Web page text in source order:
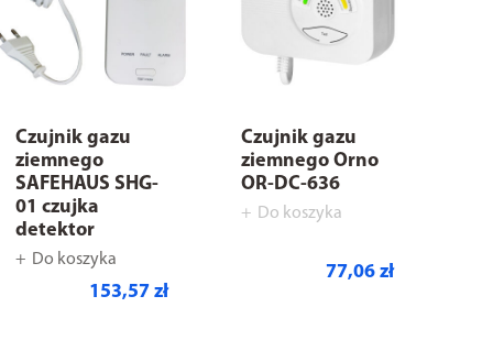
Czujnik gazu
ziemnego
SAFEHAUS SHG-
01 czujka
detektor
Do koszyka
153,57 zł
Czujnik gazu
ziemnego Orno
OR-DC-636
Do koszyka
77,06 zł